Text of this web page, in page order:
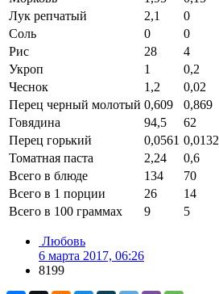
Лук репчатый
2,1 0
Соль
0 0
Рис
28 4
Укроп
1 0,2
Чеснок
1,2 0,02
Перец черный молотый 0,609 0,869
Говядина
94,5 62
Перец горький
0,0561 0,0132
Томатная паста
2,24 0,6
Всего в блюде
134 70
Всего в 1 порции
26 14
Всего в 100 граммах
9 5
Любовь
6 марта 2017, 06:26
8199